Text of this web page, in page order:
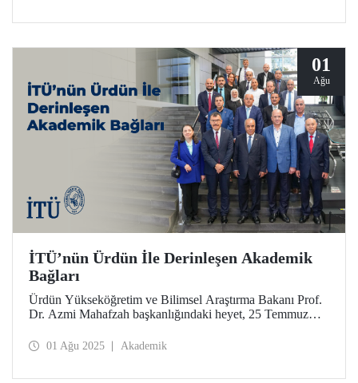
01
Ağu
İTÜ’nün Ürdün İle Derinleşen Akademik
Bağları
Ürdün Yükseköğretim ve Bilimsel Araştırma Bakanı Prof.
Dr. Azmi Mahafzah başkanlığındaki heyet, 25 Temmuz
01 Ağu 2025 Akademik